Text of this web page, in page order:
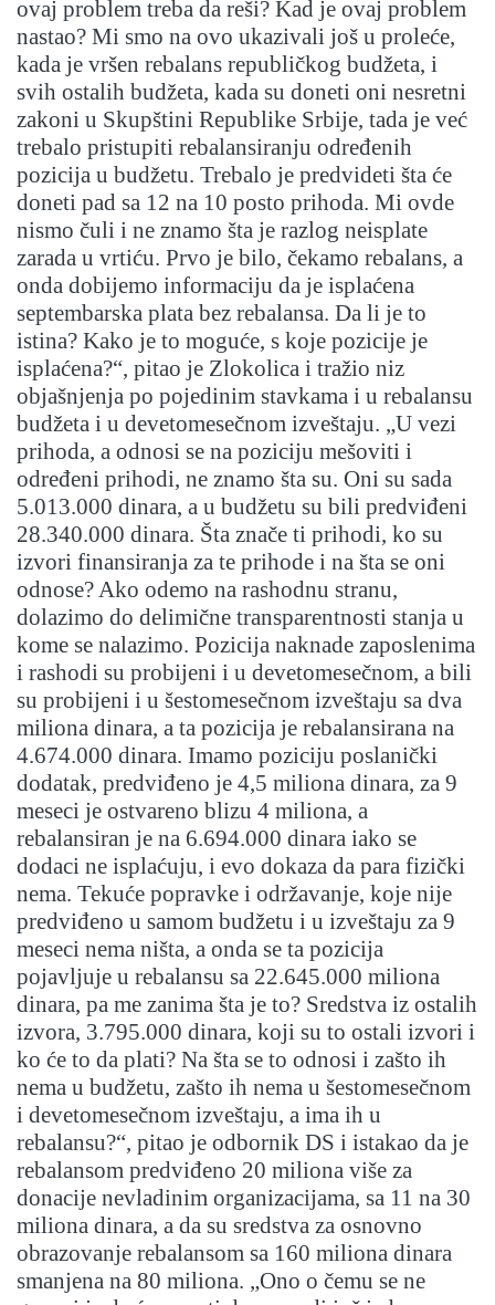
ovaj problem treba da reši? Kad je ovaj problem
nastao? Mi smo na ovo ukazivali još u proleće,
kada je vršen rebalans republičkog budžeta, i
svih ostalih budžeta, kada su doneti oni nesretni
zakoni u Skupštini Republike Srbije, tada je već
trebalo pristupiti rebalansiranju određenih
pozicija u budžetu. Trebalo je predvideti šta će
doneti pad sa 12 na 10 posto prihoda. Mi ovde
nismo čuli i ne znamo šta je razlog neisplate
zarada u vrtiću. Prvo je bilo, čekamo rebalans, a
onda dobijemo informaciju da je isplaćena
septembarska plata bez rebalansa. Da li je to
istina? Kako je to moguće, s koje pozicije je
isplaćena?“, pitao je Zlokolica i tražio niz
objašnjenja po pojedinim stavkama i u rebalansu
budžeta i u devetomesečnom izveštaju. „U vezi
prihoda, a odnosi se na poziciju mešoviti i
određeni prihodi, ne znamo šta su. Oni su sada
5.013.000 dinara, a u budžetu su bili predviđeni
28.340.000 dinara. Šta znače ti prihodi, ko su
izvori finansiranja za te prihode i na šta se oni
odnose? Ako odemo na rashodnu stranu,
dolazimo do delimične transparentnosti stanja u
kome se nalazimo. Pozicija naknade zaposlenima
i rashodi su probijeni i u devetomesečnom, a bili
su probijeni i u šestomesečnom izveštaju sa dva
miliona dinara, a ta pozicija je rebalansirana na
4.674.000 dinara. Imamo poziciju poslanički
dodatak, predviđeno je 4,5 miliona dinara, za 9
meseci je ostvareno blizu 4 miliona, a
rebalansiran je na 6.694.000 dinara iako se
dodaci ne isplaćuju, i evo dokaza da para fizički
nema. Tekuće popravke i održavanje, koje nije
predviđeno u samom budžetu i u izveštaju za 9
meseci nema ništa, a onda se ta pozicija
pojavljuje u rebalansu sa 22.645.000 miliona
dinara, pa me zanima šta je to? Sredstva iz ostalih
izvora, 3.795.000 dinara, koji su to ostali izvori i
ko će to da plati? Na šta se to odnosi i zašto ih
nema u budžetu, zašto ih nema u šestomesečnom
i devetomesečnom izveštaju, a ima ih u
rebalansu?“, pitao je odbornik DS i istakao da je
rebalansom predviđeno 20 miliona više za
donacije nevladinim organizacijama, sa 11 na 30
miliona dinara, a da su sredstva za osnovno
obrazovanje rebalansom sa 160 miliona dinara
smanjena na 80 miliona. „Ono o čemu se ne